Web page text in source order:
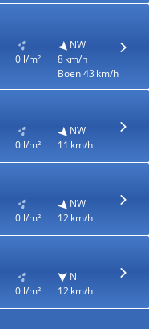
0 l/m²
NW
8 km/h
Böen 43 km/h
0 l/m²
NW
11 km/h
0 l/m²
NW
12 km/h
0 l/m²
N
12 km/h